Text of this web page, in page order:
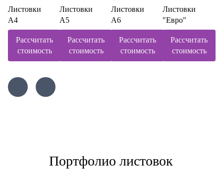
Листовки
А4
Рассчитать
стоимость
Листовки
А5
Рассчитать
стоимость
Листовки
А6
Рассчитать
стоимость
Листовки
"Евро"
Рассчитать
стоимость
Портфолио листовок